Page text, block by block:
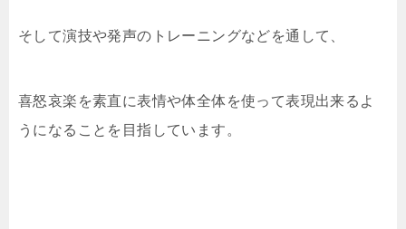
そして演技や発声のトレーニングなどを通して、
喜怒哀楽を素直に表情や体全体を使って表現出来るよ
うになることを目指しています。